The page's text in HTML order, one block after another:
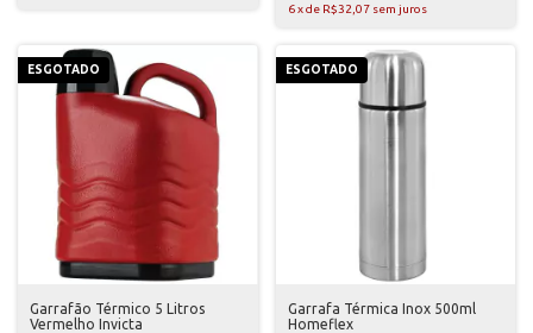
6 xde R$32,07 sem juros
ESGOTADO
Garrafão Térmico 5 Litros
Vermelho Invicta
ESGOTADO
Garrafa Térmica Inox 500ml
Homeflex